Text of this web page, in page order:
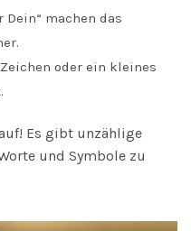
Dein“ machen das
oder ein kleines
Es gibt unzählige
und Symbole zu